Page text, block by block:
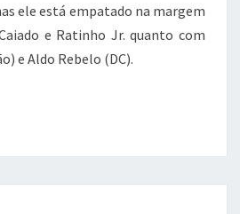
ele está empatado na margem
e Ratinho Jr. quanto com
e Aldo Rebelo (DC).